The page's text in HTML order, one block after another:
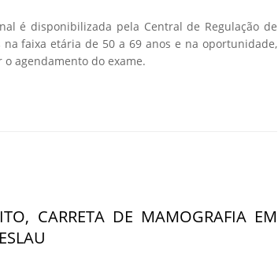
é disponibilizada pela Central de Regulação de
na faixa etária de 50 a 69 anos e na oportunidade,
agendamento do exame.
CARRETA DE MAMOGRAFIA EM